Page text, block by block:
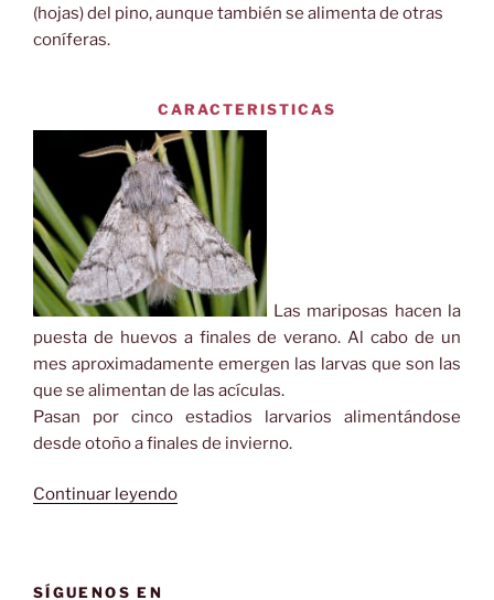
(hojas) del pino, aunque también se alimenta de otras
coníferas.
CARACTERISTICAS
Las mariposas hacen la
puesta de huevos a finales de verano. Al cabo de un
mes aproximadamente emergen las larvas que son las
que se alimentan de las acículas.
Pasan por cinco estadios larvarios alimentándose
desde otoño a finales de invierno.
Continuar leyendo«Procesionaria
SÍGUENOS EN